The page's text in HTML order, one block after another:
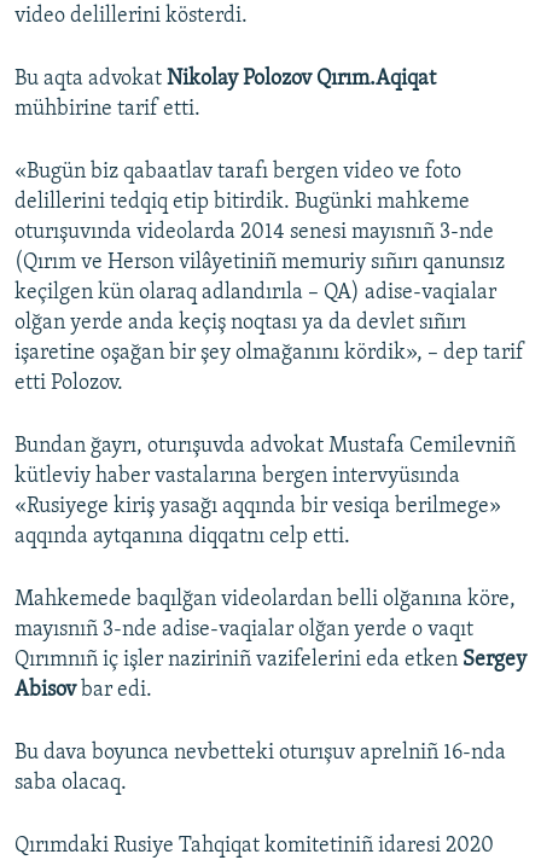
video delillerini kösterdi.
Bu aqta advokat Nikolay Polozov Qırım.Aqiqat
mühbirine tarif etti.
«Bugün biz qabaatlav tarafı bergen video ve foto
delillerini tedqiq etip bitirdik. Bugünki mahkeme
oturışuvında videolarda 2014 senesi mayısnıñ 3-nde
(Qırım ve Herson vilâyetiniñ memuriy sıñırı qanunsız
keçilgen kün olaraq adlandırıla – QA) adise-vaqialar
olğan yerde anda keçiş noqtası ya da devlet sıñırı
işaretine oşağan bir şey olmağanını kördik», – dep tarif
etti Polozov.
Bundan ğayrı, oturışuvda advokat Mustafa Cemilevniñ
kütleviy haber vastalarına bergen intervyüsında
«Rusiyege kiriş yasağı aqqında bir vesiqa berilmege»
aqqında aytqanına diqqatnı celp etti.
Mahkemede baqılğan videolardan belli olğanına köre,
mayısnıñ 3-nde adise-vaqialar olğan yerde o vaqıt
Qırımnıñ iç işler naziriniñ vazifelerini eda etken Sergey
Abisovbar edi.
Bu dava boyunca nevbetteki oturışuv aprelniñ 16-nda
saba olacaq.
Qırımdaki Rusiye Tahqiqat komitetiniñ idaresi 2020